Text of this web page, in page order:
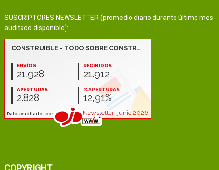
SUSCRIPTORES NEWSLETTER (promedio diario durante último mes
auditado disponible):
COPYRIGHT